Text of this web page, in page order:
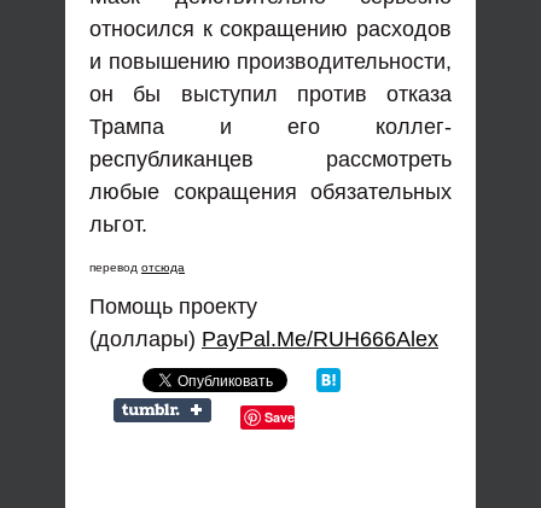
относился к сокращению расходов
и повышению производительности,
он бы выступил против отказа
Трампа и его коллег-
республиканцев рассмотреть
любые сокращения обязательных
льгот.
перевод отсюда
Помощь проекту
(доллары) PayPal.Me/RUH666Alex
Save